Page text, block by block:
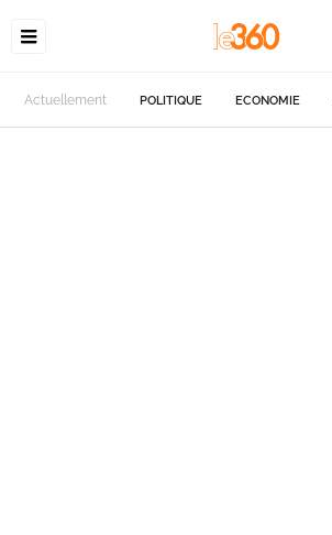
Actuellement POLITIQUE ECONOMIE